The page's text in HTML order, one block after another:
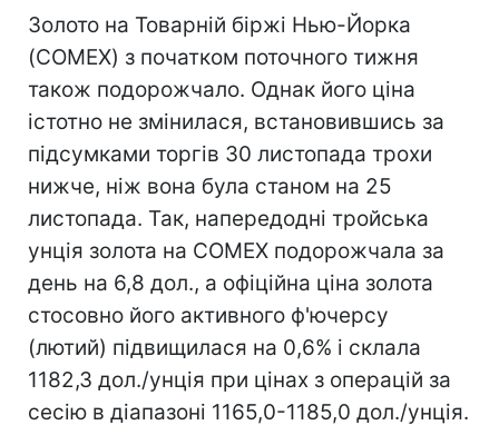
Золото на Товарній біржі Нью-Йорка
(COMEX) з початком поточного тижня
також подорожчало. Однак його ціна
істотно не змінилася, встановившись за
підсумками торгів 30 листопада трохи
нижче, ніж вона була станом на 25
листопада. Так, напередодні тройська
унція золота на COMEX подорожчала за
день на 6,8 дол., а офіційна ціна золота
стосовно його активного ф'ючерсу
(лютий) підвищилася на 0,6% і склала
1182,3 дол./унція при цінах з операцій за
сесію в діапазоні 1165,0-1185,0 дол./унція.